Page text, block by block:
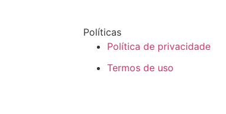
Políticas
Política de privacidade
Termos de uso